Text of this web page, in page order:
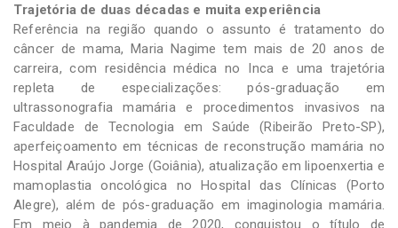
Trajetória de duas décadas e muita experiência
Referência na região quando o assunto é tratamento do
câncer de mama, Maria Nagime tem mais de 20 anos de
carreira, com residência médica no Inca e uma trajetória
repleta de especializações: pós-graduação em
ultrassonografia mamária e procedimentos invasivos na
Faculdade de Tecnologia em Saúde (Ribeirão Preto-SP),
aperfeiçoamento em técnicas de reconstrução mamária no
Hospital Araújo Jorge (Goiânia), atualização em lipoenxertia e
mamoplastia oncológica no Hospital das Clínicas (Porto
Alegre), além de pós-graduação em imaginologia mamária.
Em meio à pandemia de 2020, conquistou o título de